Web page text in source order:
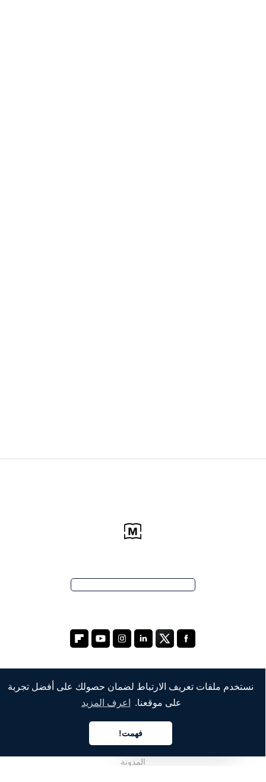
نستخدم ملفات تعريف الارتباط لضمان حصولك على أفضل تجربة
على موقعنا.
اعرف المزيد
فهمت!
الشركة
من نحن
خدماتنا
المدونة
العربية